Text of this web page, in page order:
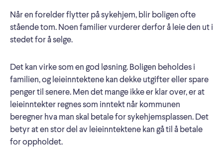
Når en forelder flytter på sykehjem, blir boligen ofte
stående tom. Noen familier vurderer derfor å leie den ut i
stedet for å selge.
Det kan virke som en god løsning. Boligen beholdes i
familien, og leieinntektene kan dekke utgifter eller spare
penger til senere. Men det mange ikke er klar over, er at
leieinntekter regnes som inntekt når kommunen
beregner hva man skal betale for sykehjemsplassen. Det
betyr at en stor del av leieinntektene kan gå til å betale
for oppholdet.